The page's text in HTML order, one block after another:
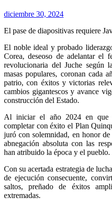
diciembre 30, 2024
El pase de diapositivas requiere
El noble ideal y probado
Corea, deseoso de adelantar el
revolucionaria del Juche según
masas populares, coronan cada
patrio, con éxitos y victorias
cambios gigantescos y avance
construcción del Estado.
Al iniciar el año 2024 en que
completar con éxito el Plan
juró con solemnidad, en honor
abnegación absoluta con las
han atribuido la época y el pueblo.
Con su acertada estrategia de
de ejecución consecuente,
saltos, preñado de éxitos
extremadas.